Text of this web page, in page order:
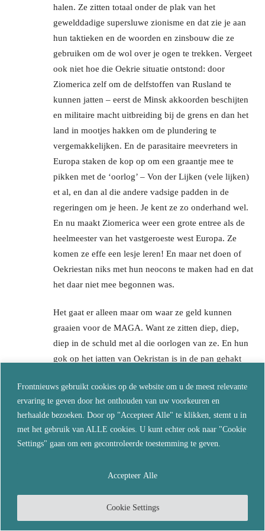
Frontnieuws gebruikt cookies op de website om u de meest relevante
ervaring te geven door het onthouden van uw voorkeuren en
herhaalde bezoeken. Door op "Accepteer Alle" te klikken, stemt u in
met het gebruik van ALLE cookies. U kunt echter ook naar "Cookie
Settings" gaan om een gecontroleerde toestemming te geven.
Cookie Settings
Accepteer Alle
halen. Ze zitten totaal onder de plak van het
gewelddadige supersluwe zionisme en dat zie je aan
hun taktieken en de woorden en zinsbouw die ze
gebruiken om de wol over je ogen te trekken. Vergeet
ook niet hoe die Oekrie situatie ontstond: door
Ziomerica zelf om de delfstoffen van Rusland te
kunnen jatten – eerst de Minsk akkoorden beschijten
en militaire macht uitbreiding bij de grens en dan het
land in mootjes hakken om de plundering te
vergemakkelijken. En de parasitaire meevreters in
Europa staken de kop op om een graantje mee te
pikken met de ‘oorlog’ – Von der Lijken (vele lijken)
et al, en dan al die andere vadsige padden in de
regeringen om je heen. Je kent ze zo onderhand wel.
En nu maakt Ziomerica weer een grote entree als de
heelmeester van het vastgeroeste west Europa. Ze
komen ze effe een lesje leren! En maar net doen of
Oekriestan niks met hun neocons te maken had en dat
het daar niet mee begonnen was.
Het gaat er alleen maar om waar ze geld kunnen
graaien voor de MAGA. Want ze zitten diep, diep,
diep in de schuld met al die oorlogen van ze. En hun
gok op het jatten van Oekristan is in de pan gehakt
nu en ondertussen de volgende stappen voorbereiden
– Rusland moet nog gepakt worden, en China moet er
aan. Hoppa. Als het ene plan niet lukt, gewoon
is te stom om het te doorzien, die zijn dolblij dat ze
zeggen we ze, maar dat gebeurt lekker toch niet.
Maar zo hou je ze koest. Elke 4 jaar weer: de
belasting en de Roe vs Wade uitspelen. En nu effe